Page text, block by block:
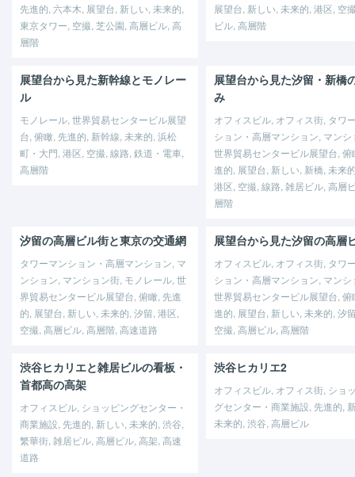
先進的, 六本木, 展望台, 新しい, 未来的,
東京タワー, 空撮, 芝公園, 高層ビル, 高
層階
展望台, 新しい, 未来的, 港区, 空
ビル, 高層階
展望台から見た新幹線とモノレー
ル
モノレール, 世界貿易センタービル展望
台, 俯瞰, 先進的, 新幹線, 未来的, 浜松
町・大門, 港区, 空撮, 線路, 鉄道・電車,
高層階
展望台から見た汐留・新橋
み
オフィスビル, オフィス街, タワ
ション・高層マンション, マンシ
世界貿易センタービル展望台, 俯
進的, 展望台, 新しい, 新橋, 未来
港区, 空撮, 線路, 雑居ビル, 高層
層階
汐留の高層ビル街と東京の交通網
タワーマンション・高層マンション, マ
ンション, マンション街, モノレール, 世
界貿易センタービル展望台, 俯瞰, 先進
的, 展望台, 新しい, 未来的, 汐留, 港区,
空撮, 高層ビル, 高層階, 高速道路
展望台から見た汐留の高層
オフィスビル, オフィス街, タワ
ション・高層マンション, マンシ
世界貿易センタービル展望台, 俯
進的, 展望台, 新しい, 未来的, 汐
空撮, 高層ビル, 高層階
渋谷ヒカリエと雑居ビルの看板・
首都高の高架
オフィスビル, ショッピングセンター・
商業施設, 先進的, 新しい, 未来的, 渋谷,
繁華街, 雑居ビル, 高層ビル, 高架, 高速
道路
渋谷ヒカリエ2
オフィスビル, オフィス街, ショ
グセンター・商業施設, 先進的,
未来的, 渋谷, 高層ビル